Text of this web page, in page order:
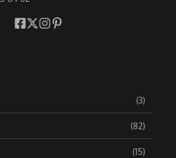
(3)
(82)
(15)